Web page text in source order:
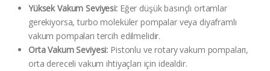
Yüksek Vakum Seviyesi:Eğer düşük basınçlı ortamlar
gerekiyorsa, turbo moleküler pompalar veya diyaframlı
vakum pompaları tercih edilmelidir.
Orta Vakum Seviyesi: Pistonlu ve rotary vakum pompaları,
orta dereceli vakum ihtiyaçları için idealdir.